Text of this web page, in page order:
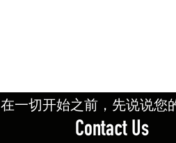
在一切开始之前，先说说您
Contact Us